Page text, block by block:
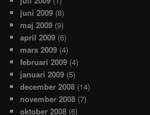
juni 2009 (8)
maj 2009 (9)
april 2009 (6)
mars 2009 (4)
februari 2009 (4)
januari 2009 (5)
december 2008 (14)
november 2008 (7)
oktober 2008 (6)